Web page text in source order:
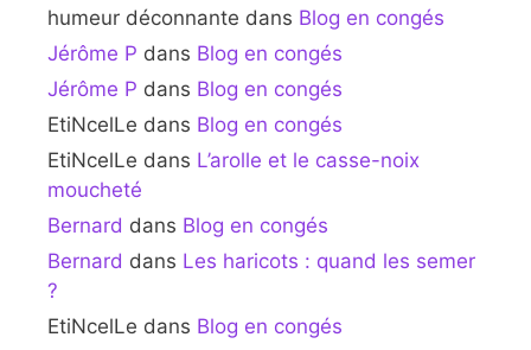
humeur déconnante dans Blog en congés
Jérôme P dans Blog en congés
Jérôme P dans Blog en congés
EtiNcelLe dans Blog en congés
EtiNcelLe dans L’arolle et le casse-noix
moucheté
Bernard dans Blog en congés
Bernard dans Les haricots : quand les semer
?
EtiNcelLe dans Blog en congés